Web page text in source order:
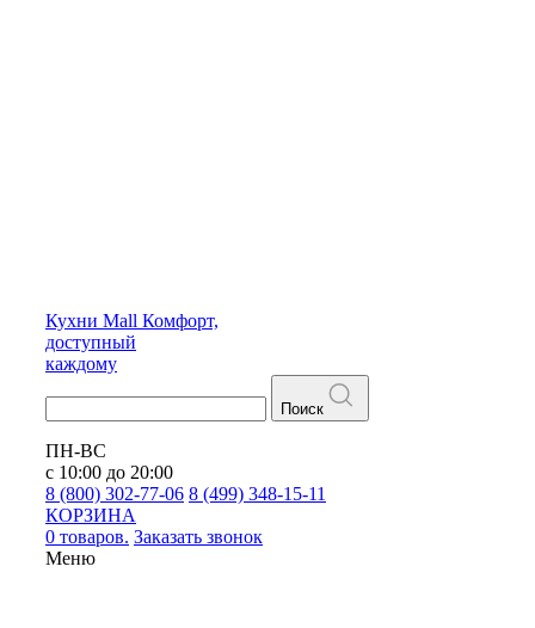
Кухни Mall Комфорт,
доступный
каждому
Поиск
ПН-ВС
с 10:00 до 20:00
8 (800) 302-77-06 8 (499) 348-15-11
КОРЗИНА
0 товаров. Заказать звонок
Меню